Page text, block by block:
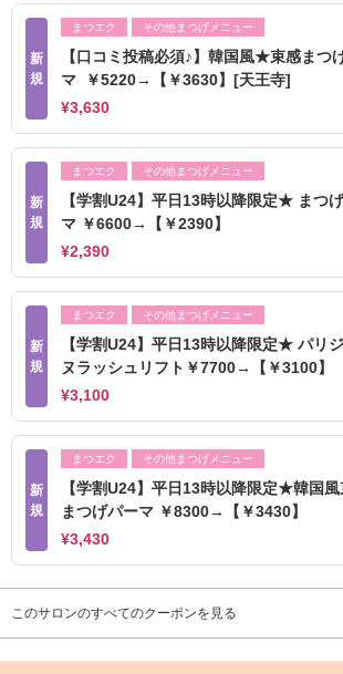
新
規
まつエク その他まつげメニュー
【口コミ投稿必須♪】韓国風★束感まつ
マ ￥5220→【￥3630】[天王寺]
¥3,630
新
規
まつエク その他まつげメニュー
【学割U24】平日13時以降限定★ まつ
マ ￥6600→【￥2390】
¥2,390
新
規
まつエク その他まつげメニュー
【学割U24】平日13時以降限定★ パリ
ヌラッシュリフト￥7700→【￥3100】
¥3,100
新
規
まつエク その他まつげメニュー
【学割U24】平日13時以降限定★韓国
まつげパーマ ￥8300→【￥3430】
¥3,430
このサロンのすべてのクーポンを見る